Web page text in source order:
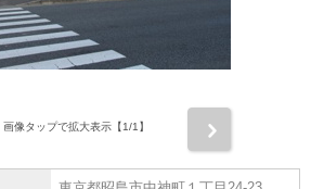
画像タップで拡大表示【1/1】